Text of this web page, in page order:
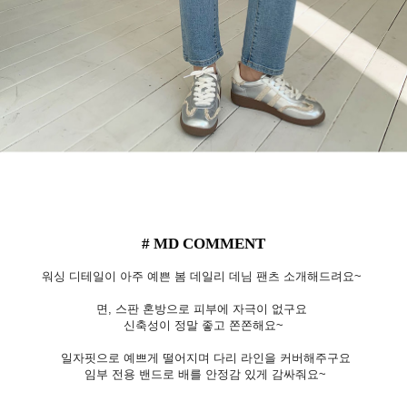
# MD COMMENT
워싱 디테일이 아주 예쁜 봄 데일리 데님 팬츠 소개해드려요~
면, 스판 혼방으로 피부에 자극이 없구요
신축성이 정말 좋고 쫀쫀해요~
일자핏으로 예쁘게 떨어지며 다리 라인을 커버해주구요
임부 전용 밴드로 배를 안정감 있게 감싸줘요~